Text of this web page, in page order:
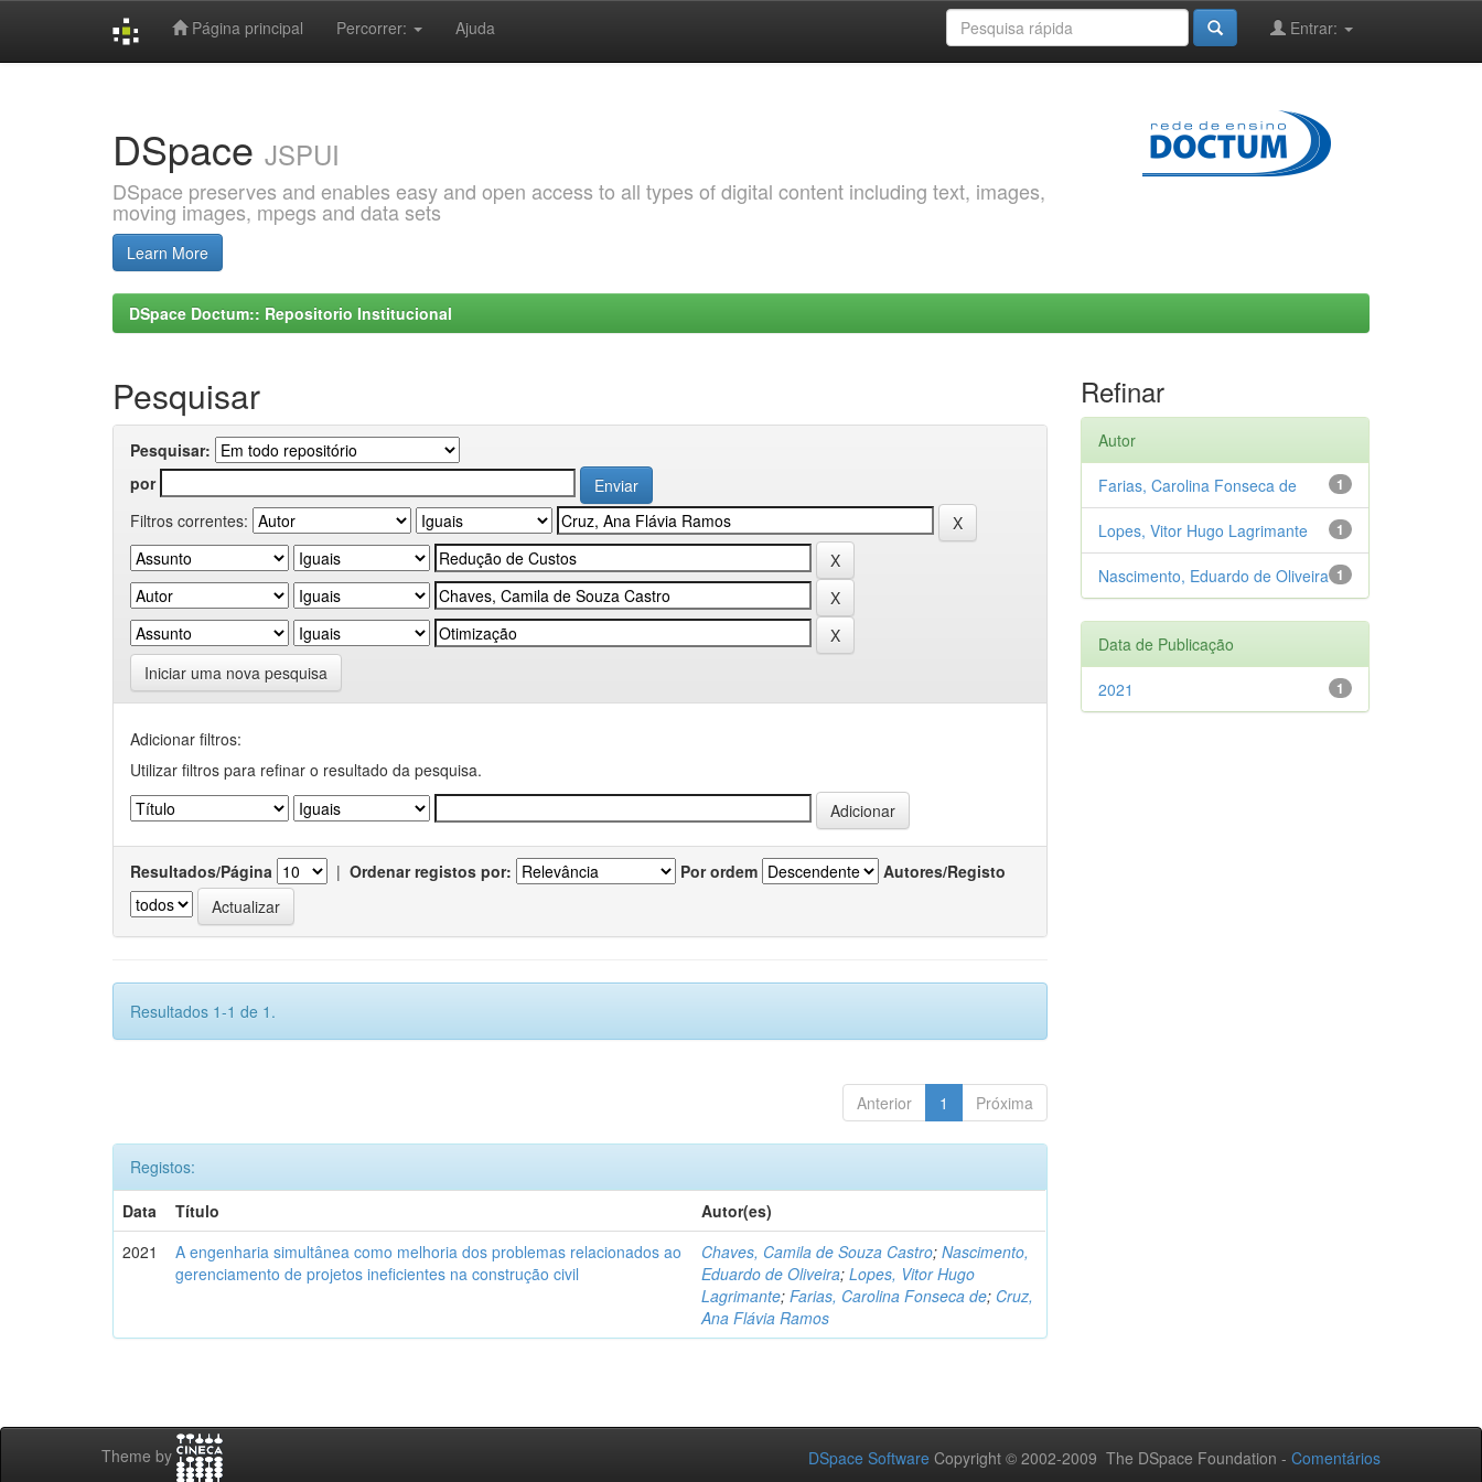
Página principal Percorrer: Ajuda Entrar:
DSpace JSPUI
DSpace preserves and enables easy and open access to all types of digital content including text, images,
moving images, mpegs and data sets
Learn More
DSpace Doctum:: Repositorio Institucional
Pesquisar
Pesquisar:
por
Filtros correntes:
Iniciar uma nova pesquisa
Adicionar filtros:
Utilizar filtros para refinar o resultado da pesquisa.
Resultados/Página | Ordenar registos por: Por ordem Autores/Registo
Resultados 1-1 de 1.
Anterior 1 Próxima
Registos:
Data
Título
Autor(es)
2021
A engenharia simultânea como melhoria dos problemas relacionados ao
gerenciamento de projetos ineficientes na construção civil
Chaves, Camila de Souza Castro;Nascimento,
Eduardo de Oliveira;Lopes, Vitor Hugo
Lagrimante;Farias, Carolina Fonseca de; Cruz,
Ana Flávia Ramos
Refinar
Autor
1
Farias, Carolina Fonseca de
1
Lopes, Vitor Hugo Lagrimante
1
Nascimento, Eduardo de Oliveira
Data de Publicação
1
2021
Theme by DSpace Software Copyright © 2002-2009 The DSpace Foundation - Comentários